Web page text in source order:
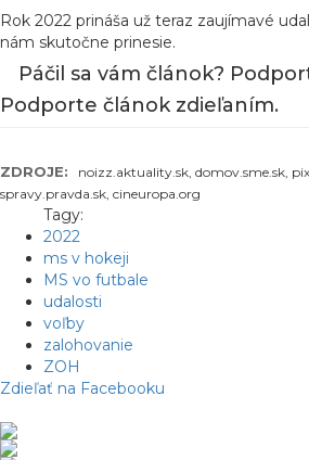
Rok 2022 prináša už teraz zaujímavé
nám skutočne prinesie.
Páčil sa vám článok?
Podporte článok zdieľaním.
ZDROJE:
noizz.aktuality.sk, domov.sme.sk,
spravy.pravda.sk, cineuropa.org
Tagy:
2022
ms v hokeji
MS vo futbale
udalosti
voľby
zalohovanie
ZOH
Zdieľať na Facebooku